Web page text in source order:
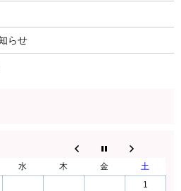
らせ
水 木 金
土
1